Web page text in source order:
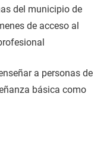
del municipio de
de acceso al
a personas de
básica como